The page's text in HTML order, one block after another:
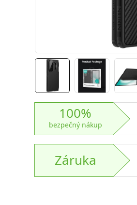
100%
bezpečný nákup
Záruka